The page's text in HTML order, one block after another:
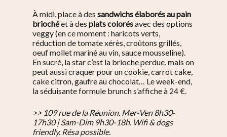
À midi, place à des sandwichs élaborés au pain
briochéet à des plats colorésavec des options
veggy (en ce moment : haricots verts,
réduction de tomate xérès, croûtons grillés,
oeuf mollet mariné au vin, sauce mousseline).
En sucré, la star c’est la brioche perdue, mais on
peut aussi craquer pour un cookie, carrot cake,
cake citron, gaufre au chocolat… Le week-end,
la séduisante formule brunch s’affiche à 24 €.
>> 109 rue de la Réunion. Mer-Ven 8h30-
17h30 | Sam-Dim 9h30-18h. Wifi & dogs
friendly. Résa possible.